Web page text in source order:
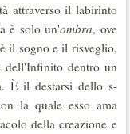
attraverso il labirinto
è solo un'ombra, ove
il sogno e il risveglio,
dell'Infinito dentro un
È il destarsi dello s-
la quale esso ama
della creazione e